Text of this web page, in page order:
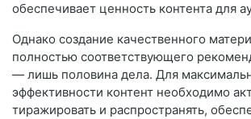
обеспечивает ценность контента для
Однако создание качественного
полностью соответствующего
— лишь половина дела. Для
эффективности контент необходимо
тиражировать и распространять,